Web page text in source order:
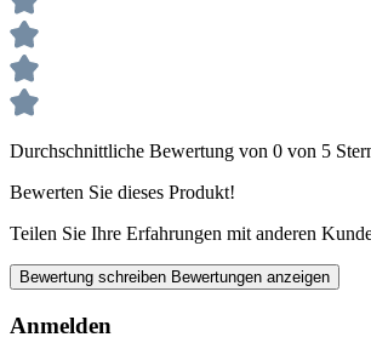
Durchschnittliche Bewertung von 0 von 5
Bewerten Sie dieses Produkt!
Teilen Sie Ihre Erfahrungen mit anderen
Bewertung schreiben Bewertungen anzeigen
Anmelden